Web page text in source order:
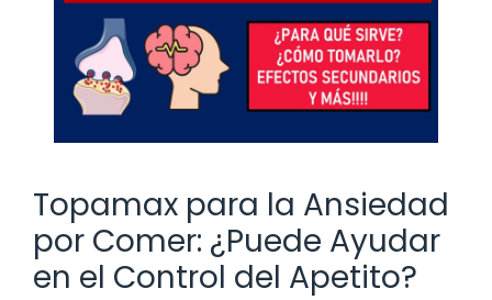
Topamax para la Ansiedad
por Comer: ¿Puede Ayudar
en el Control del Apetito?